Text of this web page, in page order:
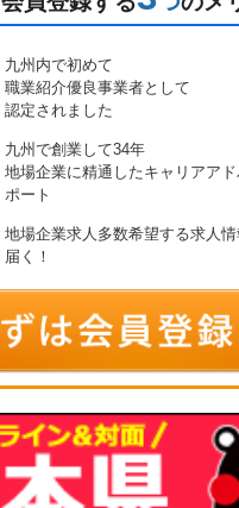
九州内で初めて
職業紹介優良事業者として
認定されました
九州で創業して34年
地場企業に精通したキャリアア
ポート
地場企業求人多数希望する求人
届く！